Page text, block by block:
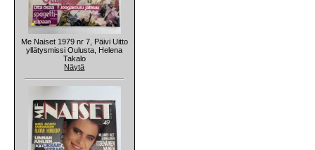
Me Naiset 1979 nr 7, Päivi Uitto
yllätysmissi Oulusta, Helena
Takalo
Näytä